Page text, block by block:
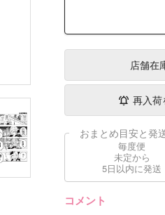
店舗在
再入荷
おまとめ目安と発
毎度便
未定から
5日以内に発送
コメント